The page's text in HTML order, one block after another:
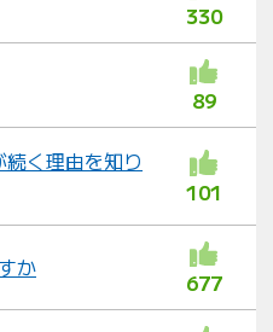
330
89
く理由を知り
101
か
677